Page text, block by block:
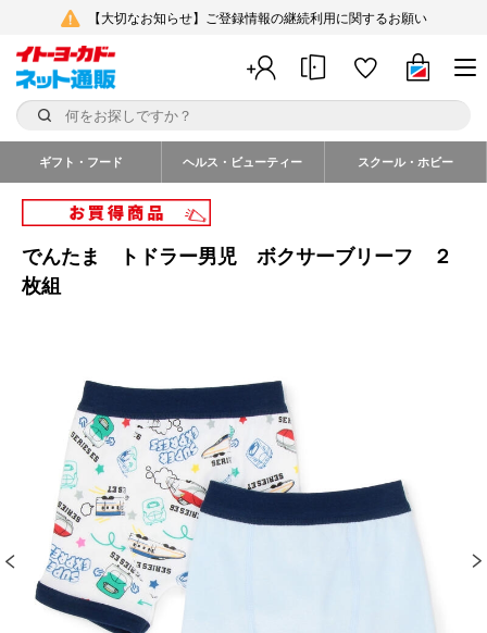
【大切なお知らせ】ご登録情報の継続利用に関するお願い
ギフト・フード ヘルス・ビューティー スクール・ホビー
でんたま トドラー男児 ボクサーブリーフ ２
枚組